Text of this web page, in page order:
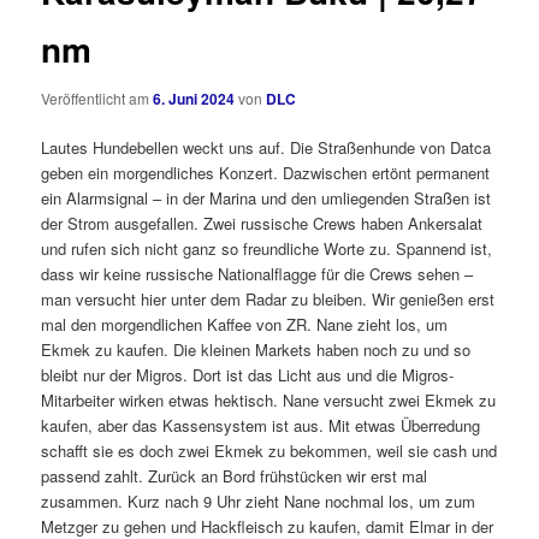
nm
Veröffentlicht am6. Juni 2024von DLC
Lautes Hundebellen weckt uns auf. Die Straßenhunde von Datca
geben ein morgendliches Konzert. Dazwischen ertönt permanent
ein Alarmsignal – in der Marina und den umliegenden Straßen ist
der Strom ausgefallen. Zwei russische Crews haben Ankersalat
und rufen sich nicht ganz so freundliche Worte zu. Spannend ist,
dass wir keine russische Nationalflagge für die Crews sehen –
man versucht hier unter dem Radar zu bleiben. Wir genießen erst
mal den morgendlichen Kaffee von ZR. Nane zieht los, um
Ekmek zu kaufen. Die kleinen Markets haben noch zu und so
bleibt nur der Migros. Dort ist das Licht aus und die Migros-
Mitarbeiter wirken etwas hektisch. Nane versucht zwei Ekmek zu
kaufen, aber das Kassensystem ist aus. Mit etwas Überredung
schafft sie es doch zwei Ekmek zu bekommen, weil sie cash und
passend zahlt. Zurück an Bord frühstücken wir erst mal
zusammen. Kurz nach 9 Uhr zieht Nane nochmal los, um zum
Metzger zu gehen und Hackfleisch zu kaufen, damit Elmar in der